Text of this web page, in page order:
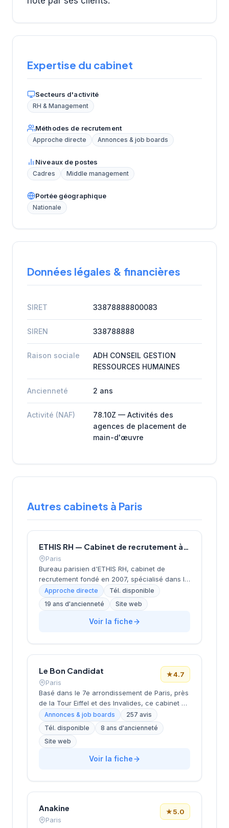
Expertise du cabinet
Secteurs d'activité
RH & Management
Méthodes de recrutement
Approche directe Annonces & job boards
Niveaux de postes
Cadres Middle management
Portée géographique
Nationale
Données légales & financières
SIRET 33878888800083
SIREN 338788888
Raison sociale
ADH CONSEIL GESTION
RESSOURCES HUMAINES
Ancienneté 2 ans
Activité (NAF)
78.10Z — Activités des
agences de placement de
main-d'œuvre
Autres cabinets à Paris
ETHIS RH — Cabinet de recrutement à Paris
Paris
Bureau parisien d'ETHIS RH, cabinet de
recrutement fondé en 2007, spécialisé dans le
conseil en ressources humaines, le
recrutement de cadres et dirigeants, le
coaching et l'outplacement. Situé au 16 rue de
Monceau dans le 8e arrondissement de Paris,
Approche directe
Tél. disponible
19 ans d'ancienneté
Site web
Voir la fiche
Le Bon Candidat
Paris
★4.7
Basé dans le 7e arrondissement de Paris, près
de la Tour Eiffel et des Invalides, ce cabinet de
recrutement bénéficie d'une localisation
prestigieuse au cœur de la capitale. Installé
rue de Bellechasse, il accompagne les
entreprises dans leurs recrutements avec une
approche personnalisée. La structure affiche
une excellente réputation auprès de sa
prestations de conseil en recrutement.
Annonces & job boards
257 avis
Tél. disponible
8 ans d'ancienneté
Site web
Voir la fiche
Anakine
Paris
★5.0